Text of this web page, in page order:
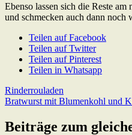
Ebenso lassen sich die Reste
und schmecken auch dann noch
Teilen auf Facebook
Teilen auf Twitter
Teilen auf Pinterest
Teilen in Whatsapp
Beitragsnavigation
Previous
Post:
Rinderrouladen
Next
Bratwurst mit Blumenkohl und
Beiträge zum